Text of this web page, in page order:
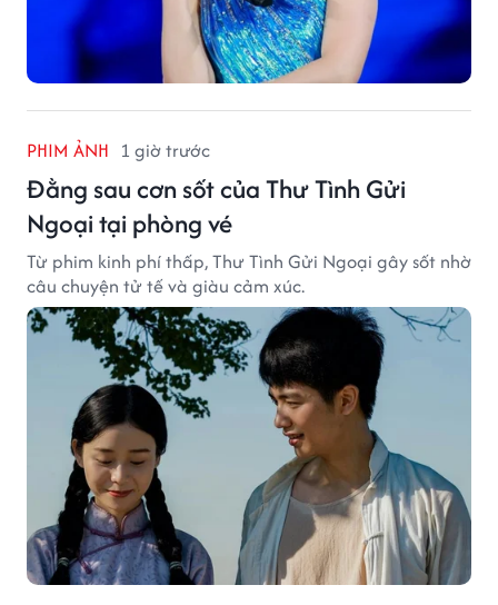
PHIM ẢNH 1 giờ trước
Đằng sau cơn sốt của Thư Tình Gửi
Ngoại tại phòng vé
Từ phim kinh phí thấp, Thư Tình Gửi Ngoại gây sốt nhờ
câu chuyện tử tế và giàu cảm xúc.